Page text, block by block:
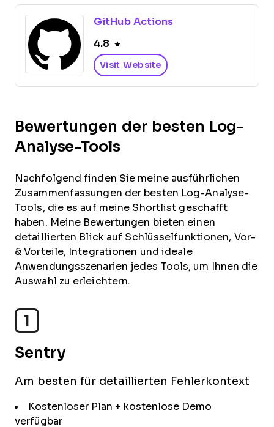
GitHub Actions
4.8
Visit Website
Bewertungen der besten Log-
Analyse-Tools
Nachfolgend finden Sie meine ausführlichen
Zusammenfassungen der besten Log-Analyse-
Tools, die es auf meine Shortlist geschafft
haben. Meine Bewertungen bieten einen
detaillierten Blick auf Schlüsselfunktionen, Vor-
& Vorteile, Integrationen und ideale
Anwendungsszenarien jedes Tools, um Ihnen die
Auswahl zu erleichtern.
1
Sentry
Am besten für detaillierten Fehlerkontext
Kostenloser Plan + kostenlose Demo
verfügbar